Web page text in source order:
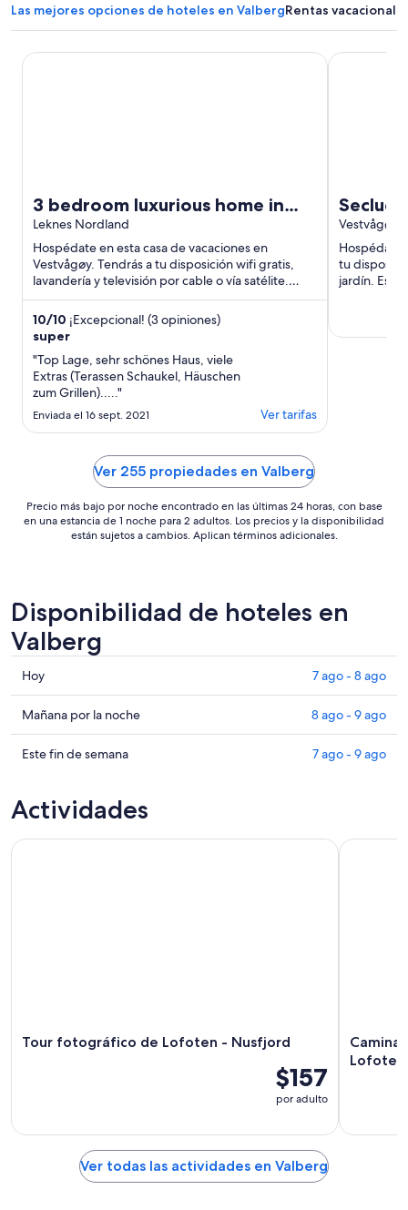
Las mejores opciones de hoteles en ValbergRentas
3 bedroom luxurious home in
Leknes
Leknes Nordland
Hospédate en esta casa de vacaciones en
Vestvågøy. Tendrás a tu disposición wifi gratis,
lavandería y televisión por cable o vía satélite.
Estarás muy cerca ...
10/10 ¡Excepcional! (3 opiniones)
super
"Top Lage, sehr schönes Haus, viele
Extras (Terassen Schaukel, Häuschen
zum Grillen)....."
Enviada el 16 sept. 2021 Ver tarifas
3 bedroom luxurious home in Leknes
Private
Vestvågøy
Hospédate
tu
jardín.
Secluded
Ver 255 propiedades en Valberg
Precio más bajo por noche encontrado en las últimas 24 horas, con base
en una estancia de 1 noche para 2 adultos. Los precios y la disponibilidad
están sujetos a cambios. Aplican términos adicionales.
Disponibilidad de hoteles en
Valberg
Consultar
precios
en
Valberg
para
ago
Hoy 7 ago - 8 ago
Consultar
precios
en
mañana
Mañana por la noche 8 ago - 9 ago
Consultar
Valberg
Este fin de semana 7 ago - 9 ago
Actividades
Tour fotográfico de Lofoten - Nusfjord
$157
por adulto
Tour fotográfico de Lofoten - Nusfjord
Lofoten
Caminata
Ver todas las actividades en Valberg